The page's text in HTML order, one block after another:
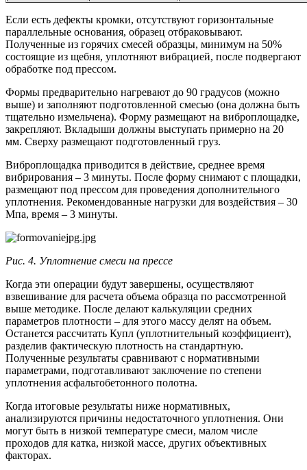
Если есть дефекты кромки, отсутствуют горизонтальные
параллельные основания, образец отбраковывают.
Полученные из горячих смесей образцы, минимум на 50%
состоящие из щебня, уплотняют вибрацией, после подвергают
обработке под прессом.
Формы предварительно нагревают до 90 градусов (можно
выше) и заполняют подготовленной смесью (она должна быть
тщательно измельчена). Форму размещают на виброплощадке,
закрепляют. Вкладыши должны выступать примерно на 20
мм. Сверху размещают подготовленный груз.
Виброплощадка приводится в действие, среднее время
вибрирования – 3 минуты. После форму снимают с площадки,
размещают под прессом для проведения дополнительного
уплотнения. Рекомендованные нагрузки для воздействия – 30
Мпа, время – 3 минуты.
Рис. 4. Уплотнение смеси на прессе
Когда эти операции будут завершены, осуществляют
взвешивание для расчета объема образца по рассмотренной
выше методике. После делают калькуляции средних
параметров плотности – для этого массу делят на объем.
Останется рассчитать Купл (уплотнительный коэффициент),
разделив фактическую плотность на стандартную.
Полученные результаты сравнивают с нормативными
параметрами, подготавливают заключение по степени
уплотнения асфальтобетонного полотна.
Когда итоговые результаты ниже нормативных,
анализируются причины недостаточного уплотнения. Они
могут быть в низкой температуре смеси, малом числе
проходов для катка, низкой массе, других объективных
факторах.